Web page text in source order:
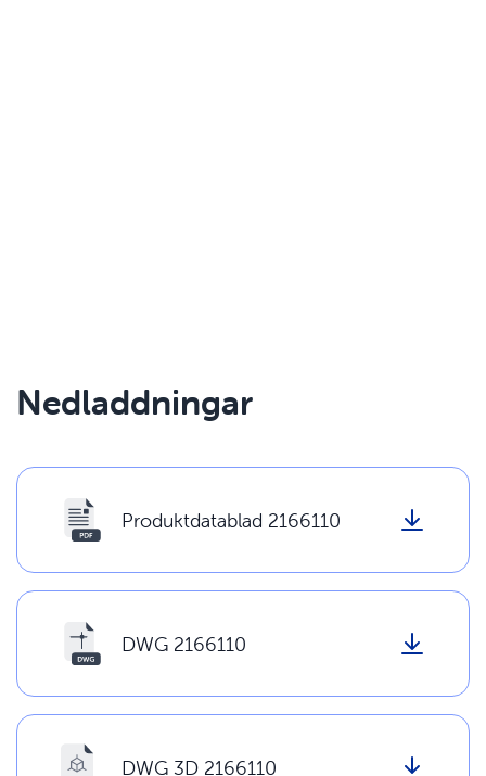
Nedladdningar
Produktdatablad 2166110
DWG 2166110
DWG 3D 2166110